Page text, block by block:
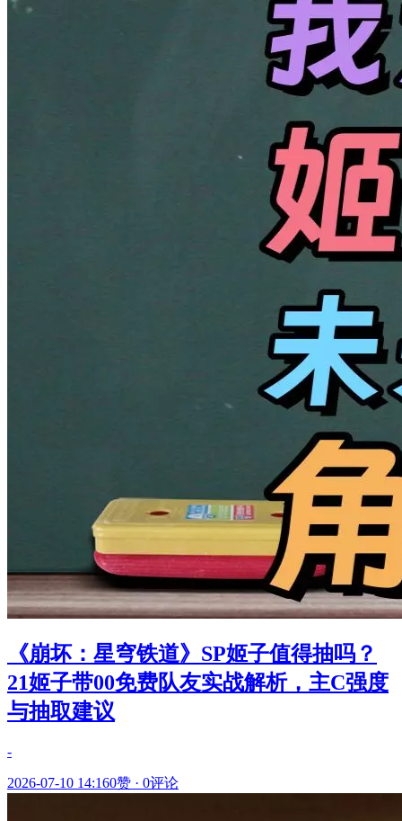
《崩坏：星穹铁道》SP姬子值得抽吗？
21姬子带00免费队友实战解析，主C强度
与抽取建议
-
2026-07-10 14:160赞 · 0评论